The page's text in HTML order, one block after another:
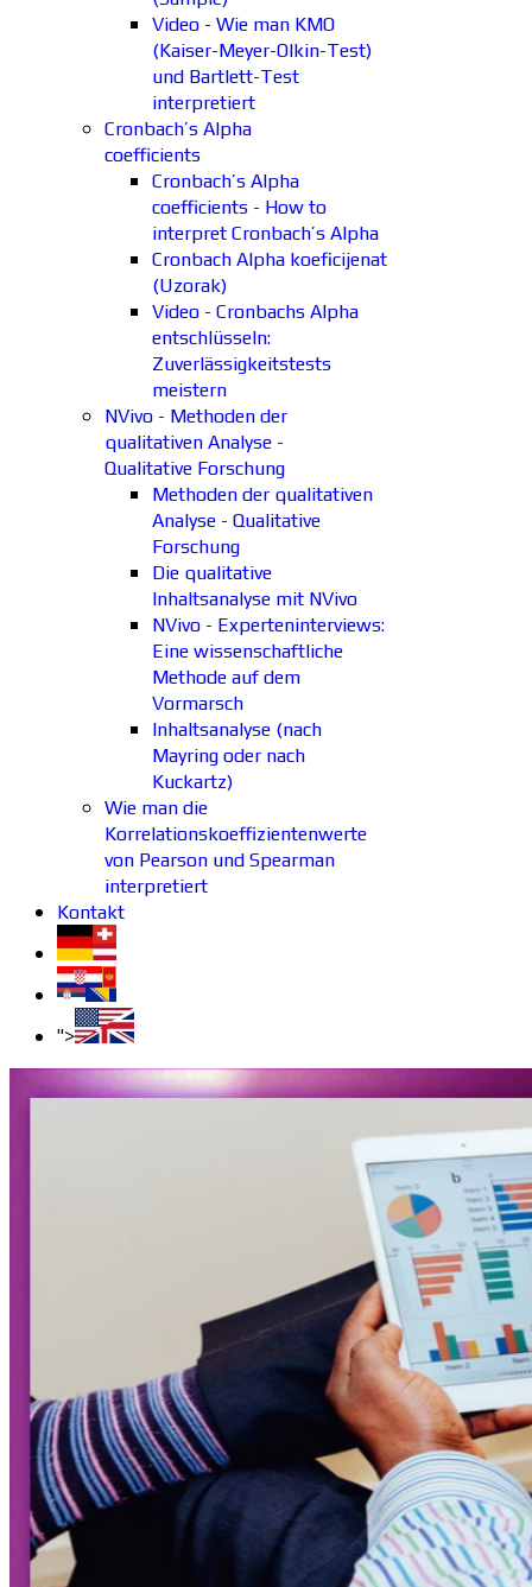
Video - Wie man KMO
(Kaiser-Meyer-Olkin-Test)
und Bartlett-Test
interpretiert
Cronbach’s Alpha
coefficients
Cronbach’s Alpha
coefficients - How to
interpret Cronbach’s Alpha
Cronbach Alpha koeficijenat
(Uzorak)
Video - Cronbachs Alpha
entschlüsseln:
Zuverlässigkeitstests
meistern
NVivo - Methoden der
qualitativen Analyse -
Qualitative Forschung
Methoden der qualitativen
Analyse - Qualitative
Forschung
Die qualitative
Inhaltsanalyse mit NVivo
NVivo - Experteninterviews:
Eine wissenschaftliche
Methode auf dem
Vormarsch
Inhaltsanalyse (nach
Mayring oder nach
Kuckartz)
Wie man die
Korrelationskoeffizientenwerte
von Pearson und Spearman
interpretiert
Kontakt
">